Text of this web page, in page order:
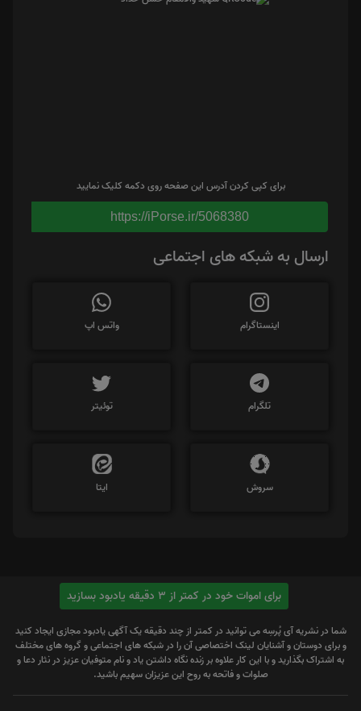
برای کپی کردن آدرس این صفحه روی دکمه کلیک نمایید
https://iPorse.ir/5068380
ارسال به شبکه های اجتماعی
اینستاگرام واتس اپ
تلگرام توئیتر
سروش ایتا
برای اموات خود در کمتر از 3 دقیقه یادبود بسازید
شما در نشریه آی پُرسِه می توانید در کمتر از چند دقیقه یک آگهی یادبود مجازی ایجاد کنید
و برای دوستان و آشنایان لینک اختصاصی آن را در شبکه های اجتماعی و گروه های مختلف
به اشتراک بگذارید و با این کار علاوه بر زنده نگاه داشتن یاد و نام متوفیان عزیز در نثار دعا و
صلوات و فاتحه به روح این عزیزان سهیم باشید.